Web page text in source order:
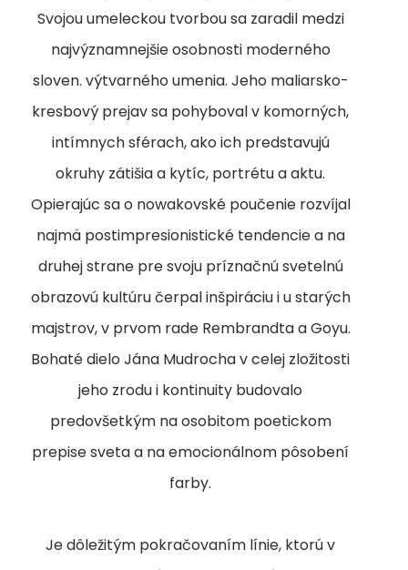
Svojou umeleckou tvorbou sa zaradil medzi
najvýznamnejšie osobnosti moderného
sloven. výtvarného umenia. Jeho maliarsko-
kresbový prejav sa pohyboval v komorných,
intímnych sférach, ako ich predstavujú
okruhy zátišia a kytíc, portrétu a aktu.
Opierajúc sa o nowakovské poučenie rozvíjal
najmä postimpresionistické tendencie a na
druhej strane pre svoju príznačnú svetelnú
obrazovú kultúru čerpal inšpiráciu i u starých
majstrov, v prvom rade Rembrandta a Goyu.
Bohaté dielo Jána Mudrocha v celej zložitosti
jeho zrodu i kontinuity budovalo
predovšetkým na osobitom poetickom
prepise sveta a na emocionálnom pôsobení
farby.
Je dôležitým pokračovaním línie, ktorú v